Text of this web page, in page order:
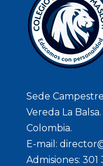
Sede
Vereda La
Colombia.
E-mail:
Admisiones: 301